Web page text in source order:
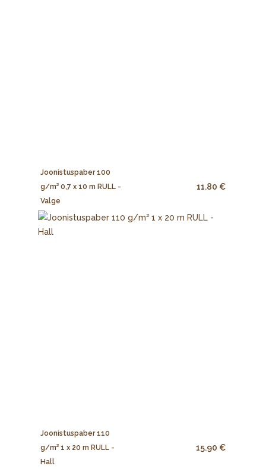
Joonistuspaber 100
g/m² 0,7 x 10 m RULL -
Valge
11.80 €
Joonistuspaber 110
g/m² 1 x 20 m RULL -
Hall
15.90 €